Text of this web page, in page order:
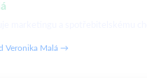
Veronika Malá →